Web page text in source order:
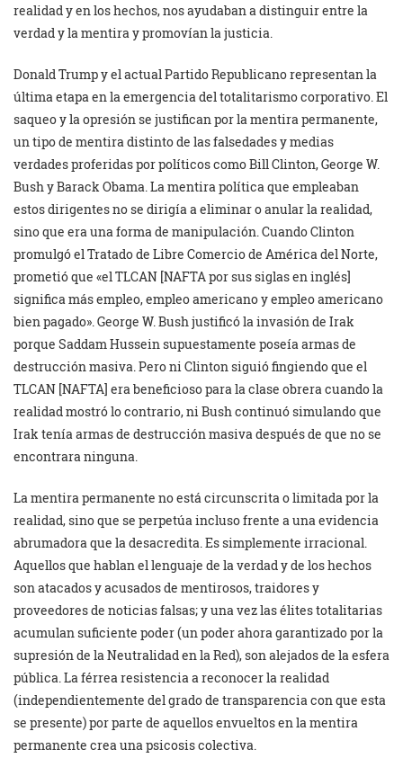
realidad y en los hechos, nos ayudaban a distinguir entre la
verdad y la mentira y promovían la justicia.
Donald Trump y el actual Partido Republicano representan la
última etapa en la emergencia del totalitarismo corporativo. El
saqueo y la opresión se justifican por la mentira permanente,
un tipo de mentira distinto de las falsedades y medias
verdades proferidas por políticos como Bill Clinton, George W.
Bush y Barack Obama. La mentira política que empleaban
estos dirigentes no se dirigía a eliminar o anular la realidad,
sino que era una forma de manipulación. Cuando Clinton
promulgó el Tratado de Libre Comercio de América del Norte,
prometió que «el TLCAN [NAFTA por sus siglas en inglés]
significa más empleo, empleo americano y empleo americano
bien pagado». George W. Bush justificó la invasión de Irak
porque Saddam Hussein supuestamente poseía armas de
destrucción masiva. Pero ni Clinton siguió fingiendo que el
TLCAN [NAFTA] era beneficioso para la clase obrera cuando la
realidad mostró lo contrario, ni Bush continuó simulando que
Irak tenía armas de destrucción masiva después de que no se
encontrara ninguna.
La mentira permanente no está circunscrita o limitada por la
realidad, sino que se perpetúa incluso frente a una evidencia
abrumadora que la desacredita. Es simplemente irracional.
Aquellos que hablan el lenguaje de la verdad y de los hechos
son atacados y acusados de mentirosos, traidores y
proveedores de noticias falsas; y una vez las élites totalitarias
acumulan suficiente poder (un poder ahora garantizado por la
supresión de la Neutralidad en la Red), son alejados de la esfera
pública. La férrea resistencia a reconocer la realidad
(independientemente del grado de transparencia con que esta
se presente) por parte de aquellos envueltos en la mentira
permanente crea una psicosis colectiva.